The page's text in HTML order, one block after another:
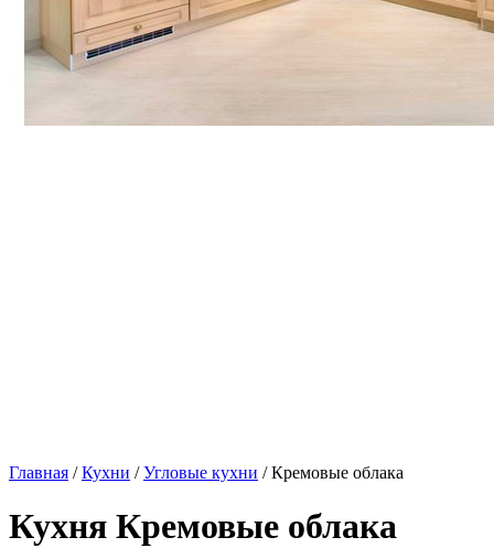
Главная /Кухни /Угловые кухни / Кремовые облака
Кухня Кремовые облака